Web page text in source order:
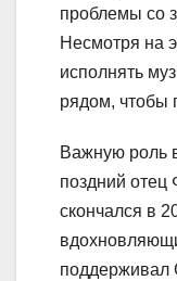
проблемы со
Несмотря на
исполнять
рядом, чтобы
Важную роль
поздний отец
скончался в
поддерживал